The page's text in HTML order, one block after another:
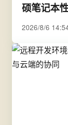
硕笔记本
2026/8/6